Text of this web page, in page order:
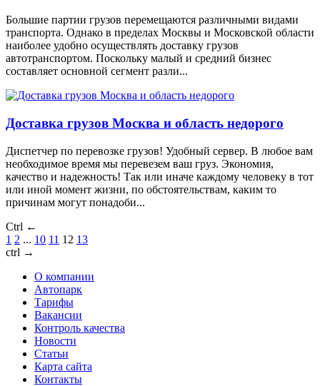
Большие партии грузов перемещаются различными видами
транспорта. Однако в пределах Москвы и Московской области
наиболее удобно осуществлять доставку грузов
автотранспортом. Поскольку малый и средний бизнес
составляет основной сегмент разли...
Доставка грузов Москва и область недорого
Диспетчер по перевозке грузов! Удобный сервер. В любое вам
необходимое время мы перевезем ваш груз. Экономия,
качество и надежность! Так или иначе каждому человеку в тот
или иной момент жизни, по обстоятельствам, каким то
причинам могут понадоби...
Ctrl ←
1 2 ... 10 11 12 13
ctrl →
О компании
Автопарк
Тарифы
Вакансии
Контроль качества
Новости
Статьи
Карта сайта
Контакты